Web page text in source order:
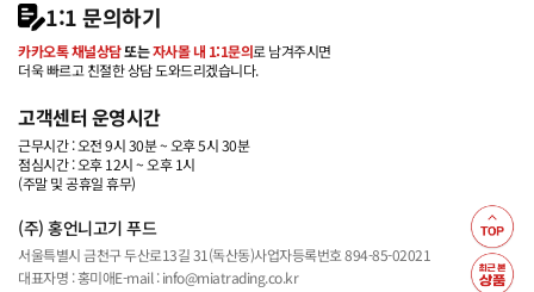
1:1 문의하기
카카오톡 채널상담또는자사몰 내 1:1문의로 남겨주시면
더욱 빠르고 친절한 상담 도와드리겠습니다.
고객센터 운영시간
근무시간 : 오전 9시 30분 ~ 오후 5시 30분
점심시간 : 오후 12시 ~ 오후 1시
(주말 및 공휴일 휴무)
(주) 홍언니고기 푸드
서울특별시 금천구 두산로13길 31(독산동)사업자등록번호 894-85-02021
대표자명 : 홍미애E-mail : info@miatrading.co.kr